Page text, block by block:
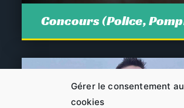
Gérer le consentement
cookies
Concours (Police,